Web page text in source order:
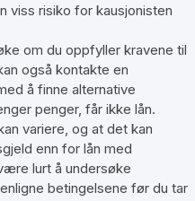
viss risiko for kausjonisten
om du oppfyller kravene til
også kontakte en
å finne alternative
penger, får ikke lån.
variere, og at det kan
enn for lån med
lurt å undersøke
betingelsene før du tar